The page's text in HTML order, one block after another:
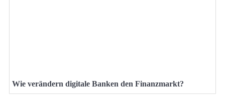
Wie verändern digitale Banken den Finanzmarkt?